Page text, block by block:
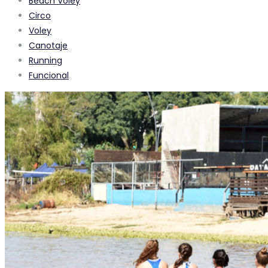
Circo
Voley
Canotaje
Running
Funcional